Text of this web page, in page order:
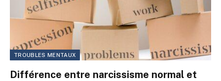
TROUBLES MENTAUX
Différence entre narcissisme normal et